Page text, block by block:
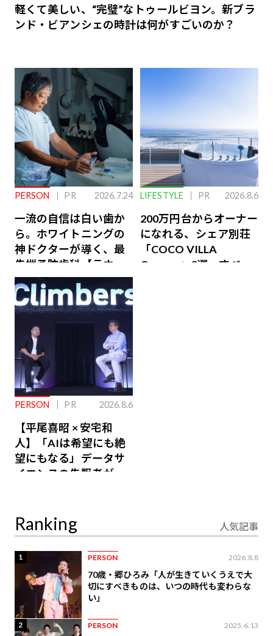
軽くて美しい、“完璧”なトゥールビヨン。新ブラ
ンド・ビアンシェの時計は何がすごいのか？
PERSON PR 2026.7.24
一流の自信は白い歯か
ら。ホワイトニングの
神ドクターが導く、最
先端予防歯科【ラウン
ジ会員特典あり】
LIFESTYLE PR 2026.8.6
200万円台からオーナー
になれる、シェア別荘
「COCO VILLA
Owners」3選。すべて
PERSON PR 2026.8.6
【平尾喜昭 × 安宅和
人】「AIは希望にも絶
望にもなる」データサ
イエンスの先駆者が語
Ranking 人気記事
1 PERSON 2026.8.8
70歳・郷ひろみ「人が生きていくうえで大
切にすべきものは、いつの時代も変わらな
い」
2 PERSON 2025.6.13